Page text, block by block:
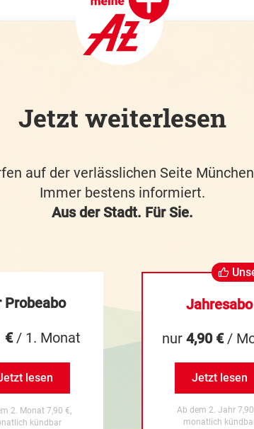
Jetzt weiterlesen
auf der verlässlichen Seite
Immer bestens informiert.
Aus der Stadt. Für Sie.
Probeabo
€/ 1. Monat
lesen
2. Monat 7,90 €,
kündbar
Jahresabo
nur4,90 €/
Jetzt lesen
Ab dem 2. Jahr
monatlich